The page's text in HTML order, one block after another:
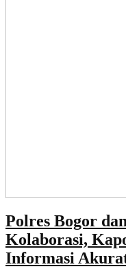
Polres Bogor
Kolaborasi,
Informasi